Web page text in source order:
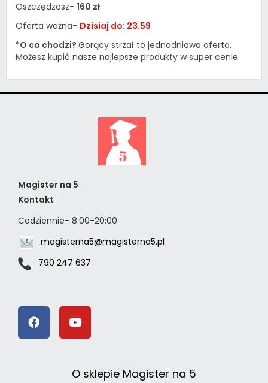
Oszczędzasz- 160 zł
Oferta ważna- Dzisiaj do: 23.59
*O co chodzi? Gorący strzał to jednodniowa oferta.
Możesz kupić nasze najlepsze produkty w super cenie.
Magister na 5
Kontakt
Codziennie- 8:00-20:00
magisterna5@magisterna5.pl
790 247 637
O sklepie Magister na 5